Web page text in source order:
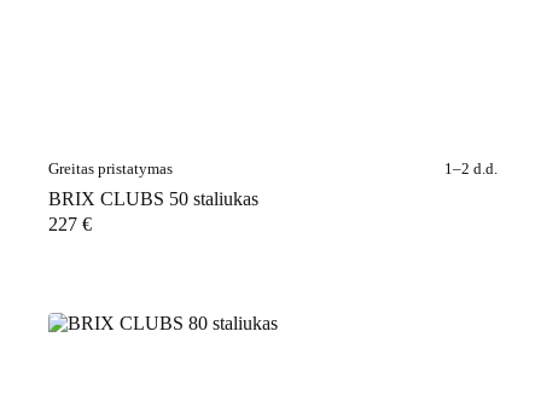
Greitas pristatymas 1–2 d.d.
BRIX CLUBS 50 staliukas
227 €